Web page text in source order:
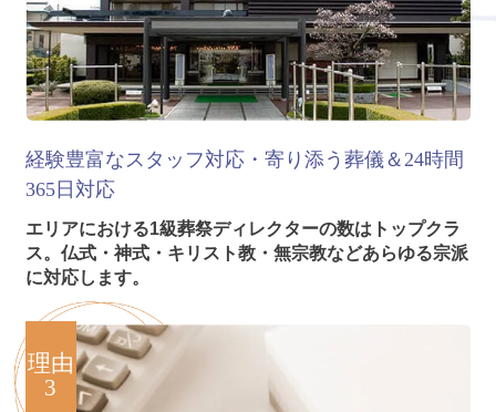
経験豊富なスタッフ対応・寄り添う葬儀＆24時間
365日対応
エリアにおける1級葬祭ディレクターの数はトップクラ
ス。仏式・神式・キリスト教・無宗教などあらゆる宗派
に対応します。
理由
3